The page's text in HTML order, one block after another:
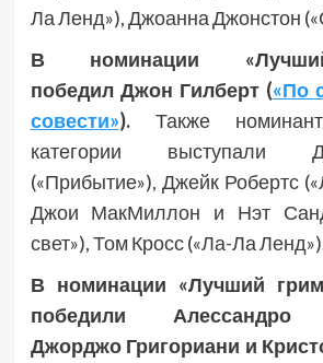
Ла Ленд»), Джоанна Джонстон
В номинации
победил Джон Гилберт («По
совести»). Также
категории выступали
(«Прибытие»), Джейк Робертс
Джои МакМиллон и Нэт
свет»), Том Кросс («Ла-Ла
В номинации «Лучший
победили Алессандро
Джорджо Григориани и